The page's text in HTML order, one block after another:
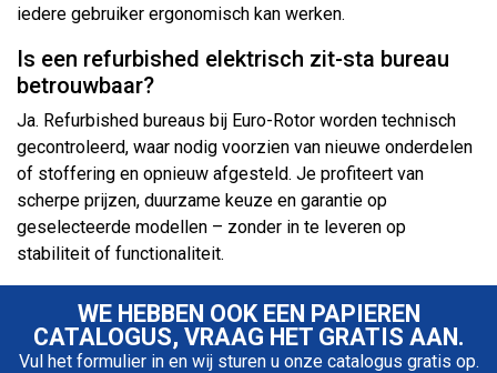
iedere gebruiker ergonomisch kan werken.
Is een refurbished elektrisch zit-sta bureau
betrouwbaar?
Ja. Refurbished bureaus bij Euro-Rotor worden technisch
gecontroleerd, waar nodig voorzien van nieuwe onderdelen
of stoffering en opnieuw afgesteld. Je profiteert van
scherpe prijzen, duurzame keuze en garantie op
geselecteerde modellen – zonder in te leveren op
stabiliteit of functionaliteit.
WE HEBBEN OOK EEN PAPIEREN
CATALOGUS, VRAAG HET GRATIS AAN.
Vul het formulier in en wij sturen u onze catalogus gratis op.